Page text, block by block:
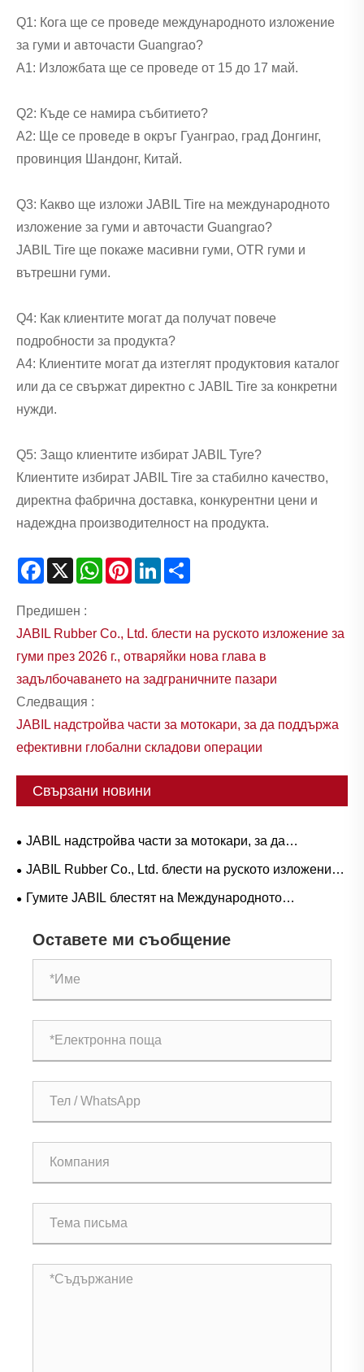
Q1: Кога ще се проведе международното изложение
за гуми и авточасти Guangrao?
A1: Изложбата ще се проведе от 15 до 17 май.
Q2: Къде се намира събитието?
A2: Ще се проведе в окръг Гуанграо, град Донгинг,
провинция Шандонг, Китай.
Q3: Какво ще изложи JABIL Tire на международното
изложение за гуми и авточасти Guangrao?
JABIL Tire ще покаже масивни гуми, OTR гуми и
вътрешни гуми.
Q4: Как клиентите могат да получат повече
подробности за продукта?
A4: Клиентите могат да изтеглят продуктовия каталог
или да се свържат директно с JABIL Tire за конкретни
нужди.
Q5: Защо клиентите избират JABIL Tyre?
Клиентите избират JABIL Tire за стабилно качество,
директна фабрична доставка, конкурентни цени и
надеждна производителност на продукта.
Facebook
X WhatsAppPinterestLinkedIn
Предишен :
JABIL Rubber Co., Ltd. блести на руското изложение за
гуми през 2026 г., отваряйки нова глава в
задълбочаването на задграничните пазари
Следващия :
JABIL надстройва части за мотокари, за да поддържа
ефективни глобални складови операции
Свързани новини
JABIL надстройва части за мотокари, за да
поддържа ефективни глобални складови операции
JABIL Rubber Co., Ltd. блести на руското изложение
за гуми през 2026 г., отваряйки нова глава в
Гумите JABIL блестят на Международното
намерения за стратегическо сътрудничество с
купувачи от множество държави
Оставете ми съобщение